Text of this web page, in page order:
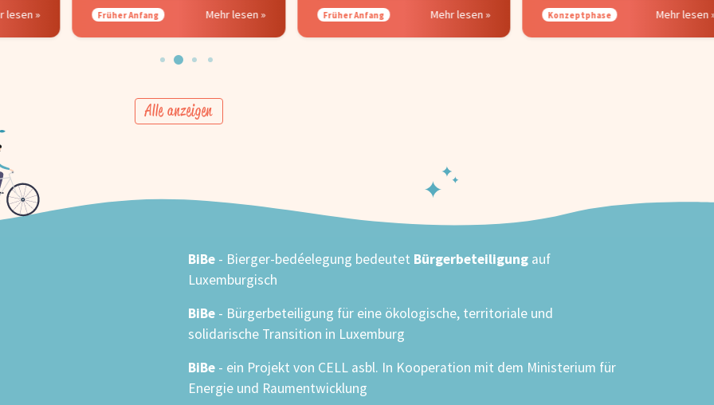
lesen » Früher Anfang Mehr lesen » Früher Anfang Mehr lesen » Konzeptphase Mehr lesen
Alle anzeigen
BiBe - Bierger-bedéelegung bedeutet Bürgerbeteiligung auf
Luxemburgisch
BiBe - Bürgerbeteiligung für eine ökologische, territoriale und
solidarische Transition in Luxemburg
BiBe - ein Projekt von CELL asbl. In Kooperation mit dem Ministerium für
Energie und Raumentwicklung